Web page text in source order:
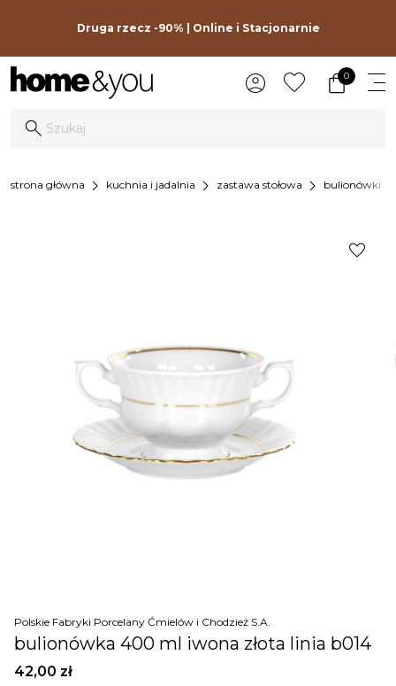
Druga rzecz -90% | Online i Stacjonarnie
0
strona główna chevron_right kuchnia i jadalnia chevron_right zastawa stołowa chevron_right bulionówki
Polskie Fabryki Porcelany Ćmielów i Chodzież S.A.
bulionówka 400 ml iwona złota linia b014
42,00 zł
favorite